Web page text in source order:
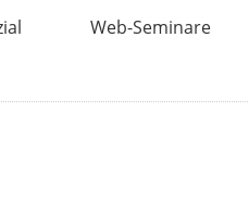
Web-Seminare